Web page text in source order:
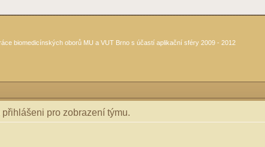
biomedicínských oborů MU a VUT Brno s účastí aplikační sféry 2009 - 2012
pro zobrazení týmu.